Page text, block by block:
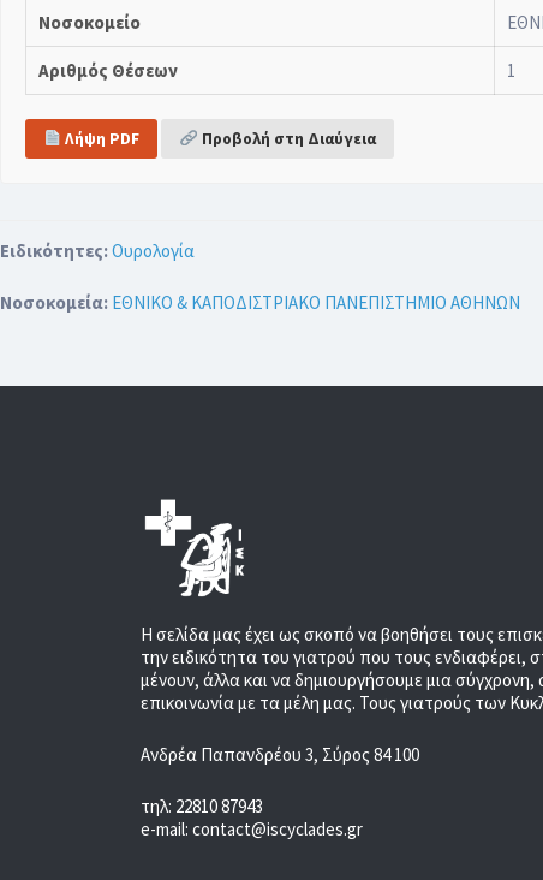
Νοσοκομείο
Αριθμός Θέσεων 1
Λήψη PDF Προβολή στη Διαύγεια
Ειδικότητες:Ουρολογία
Νοσοκομεία: ΕΘΝΙΚΟ & ΚΑΠΟΔΙΣΤΡΙΑΚΟ ΠΑΝΕΠΙΣΤΗΜΙΟ ΑΘΗΝΩΝ
Η σελίδα μας έχει ως σκοπό να βοηθήσει τους
την ειδικότητα του γιατρού που τους ενδιαφέρει,
μένουν, άλλα και να δημιουργήσουμε μια
επικοινωνία με τα μέλη μας. Τους γιατρούς των
Ανδρέα Παπανδρέου 3, Σύρος 84 100
τηλ: 22810 87943
e-mail: contact@iscyclades.gr